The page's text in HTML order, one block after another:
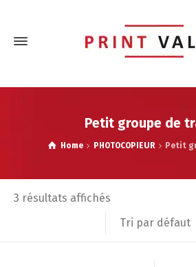
Petit groupe de
Home PHOTOCOPIEUR Petit
3 résultats affichés
Tri par défaut